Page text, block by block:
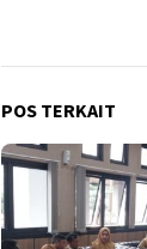
POS TERKAIT